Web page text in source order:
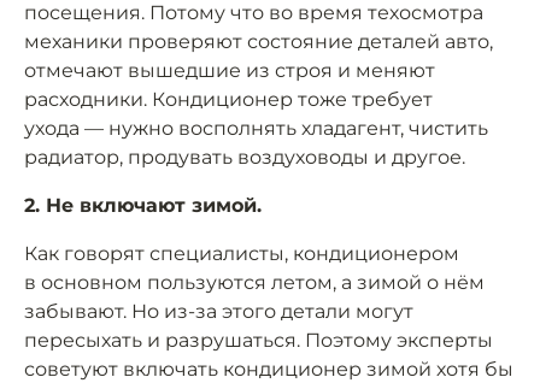
посещения. Потому что во время техосмотра
механики проверяют состояние деталей авто,
отмечают вышедшие из строя и меняют
расходники. Кондиционер тоже требует
ухода — нужно восполнять хладагент, чистить
радиатор, продувать воздуховоды и другое.
2. Не включают зимой.
Как говорят специалисты, кондиционером
в основном пользуются летом, а зимой о нём
забывают. Но из-за этого детали могут
пересыхать и разрушаться. Поэтому эксперты
советуют включать кондиционер зимой хотя бы